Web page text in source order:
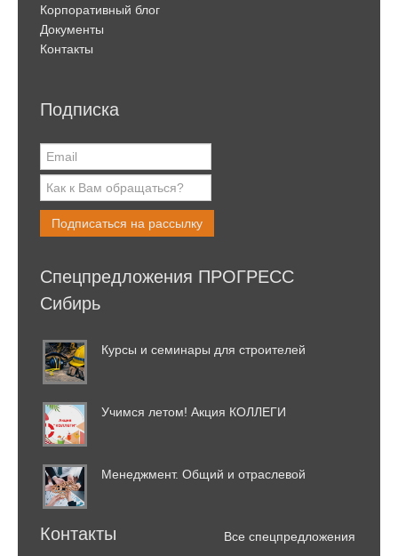
Корпоративный блог
Документы
Контакты
Подписка
Подписаться на рассылку
Спецпредложения ПРОГРЕСС
Сибирь
Курсы и семинары для строителей
Учимся летом! Акция КОЛЛЕГИ
Менеджмент. Общий и отраслевой
Все спецпредложения
Контакты